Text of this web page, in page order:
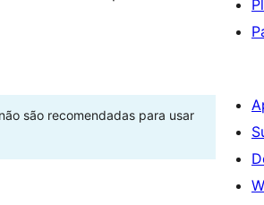
são recomendadas para usar